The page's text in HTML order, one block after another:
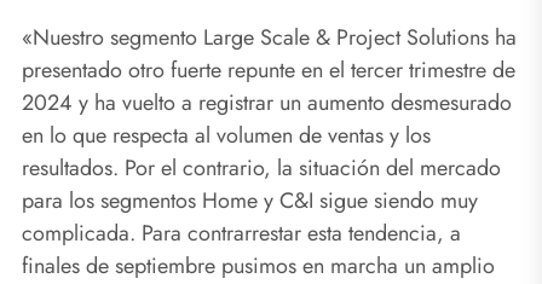
«Nuestro segmento Large Scale & Project Solutions ha
presentado otro fuerte repunte en el tercer trimestre de
2024 y ha vuelto a registrar un aumento desmesurado
en lo que respecta al volumen de ventas y los
resultados. Por el contrario, la situación del mercado
para los segmentos Home y C&I sigue siendo muy
complicada. Para contrarrestar esta tendencia, a
finales de septiembre pusimos en marcha un amplio